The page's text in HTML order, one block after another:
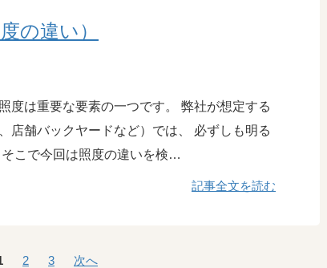
の違い）
度は重要な要素の一つです。 弊社が想定する
店舗バックヤードなど）では、 必ずしも明る
こで今回は照度の違いを検…
記事全文を読む
2 3 次へ